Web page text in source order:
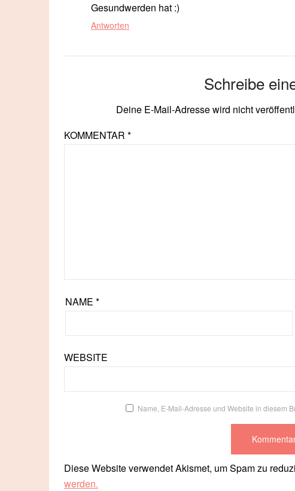
Gesundwerden hat :)
Antworten
Schreibe
Deine E-Mail-Adresse wird nicht
KOMMENTAR *
NAME *
WEBSITE
Name, E-Mail-Adresse und Website in diesem
Diese Website verwendet Akismet, um Spam zu
werden.